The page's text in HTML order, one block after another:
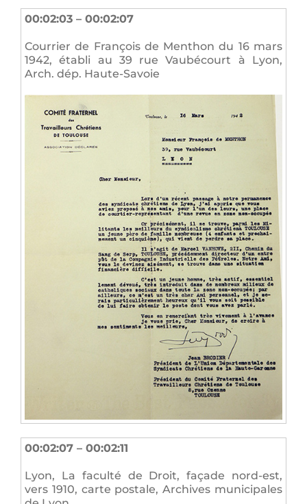
00:02:03 – 00:02:07
Courrier de François de Menthon du 16 mars
1942, établi au 39 rue Vaubécourt à Lyon,
Arch. dép. Haute-Savoie
00:02:07 – 00:02:11
Lyon, La faculté de Droit, façade nord-est,
vers 1910, carte postale, Archives municipales